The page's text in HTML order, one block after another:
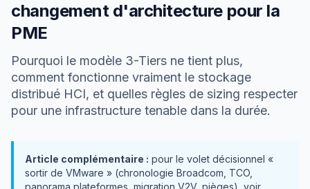
changement d'architecture pour la
PME
Pourquoi le modèle 3-Tiers ne tient plus,
comment fonctionne vraiment le stockage
distribué HCI, et quelles règles de sizing respecter
pour une infrastructure tenable dans la durée.
Article complémentaire : pour le volet décisionnel «
sortir de VMware » (chronologie Broadcom, TCO,
panorama plateformes, migration V2V, pièges), voir